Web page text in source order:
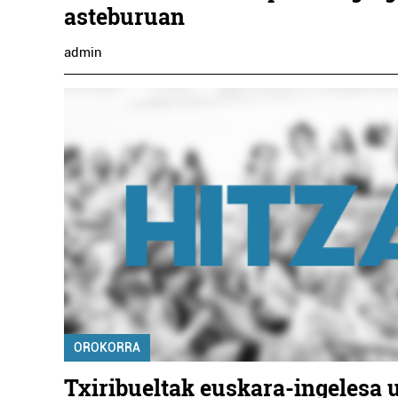
asteburuan
admin
OROKORRA
Txiribueltak euskara-ingelesa